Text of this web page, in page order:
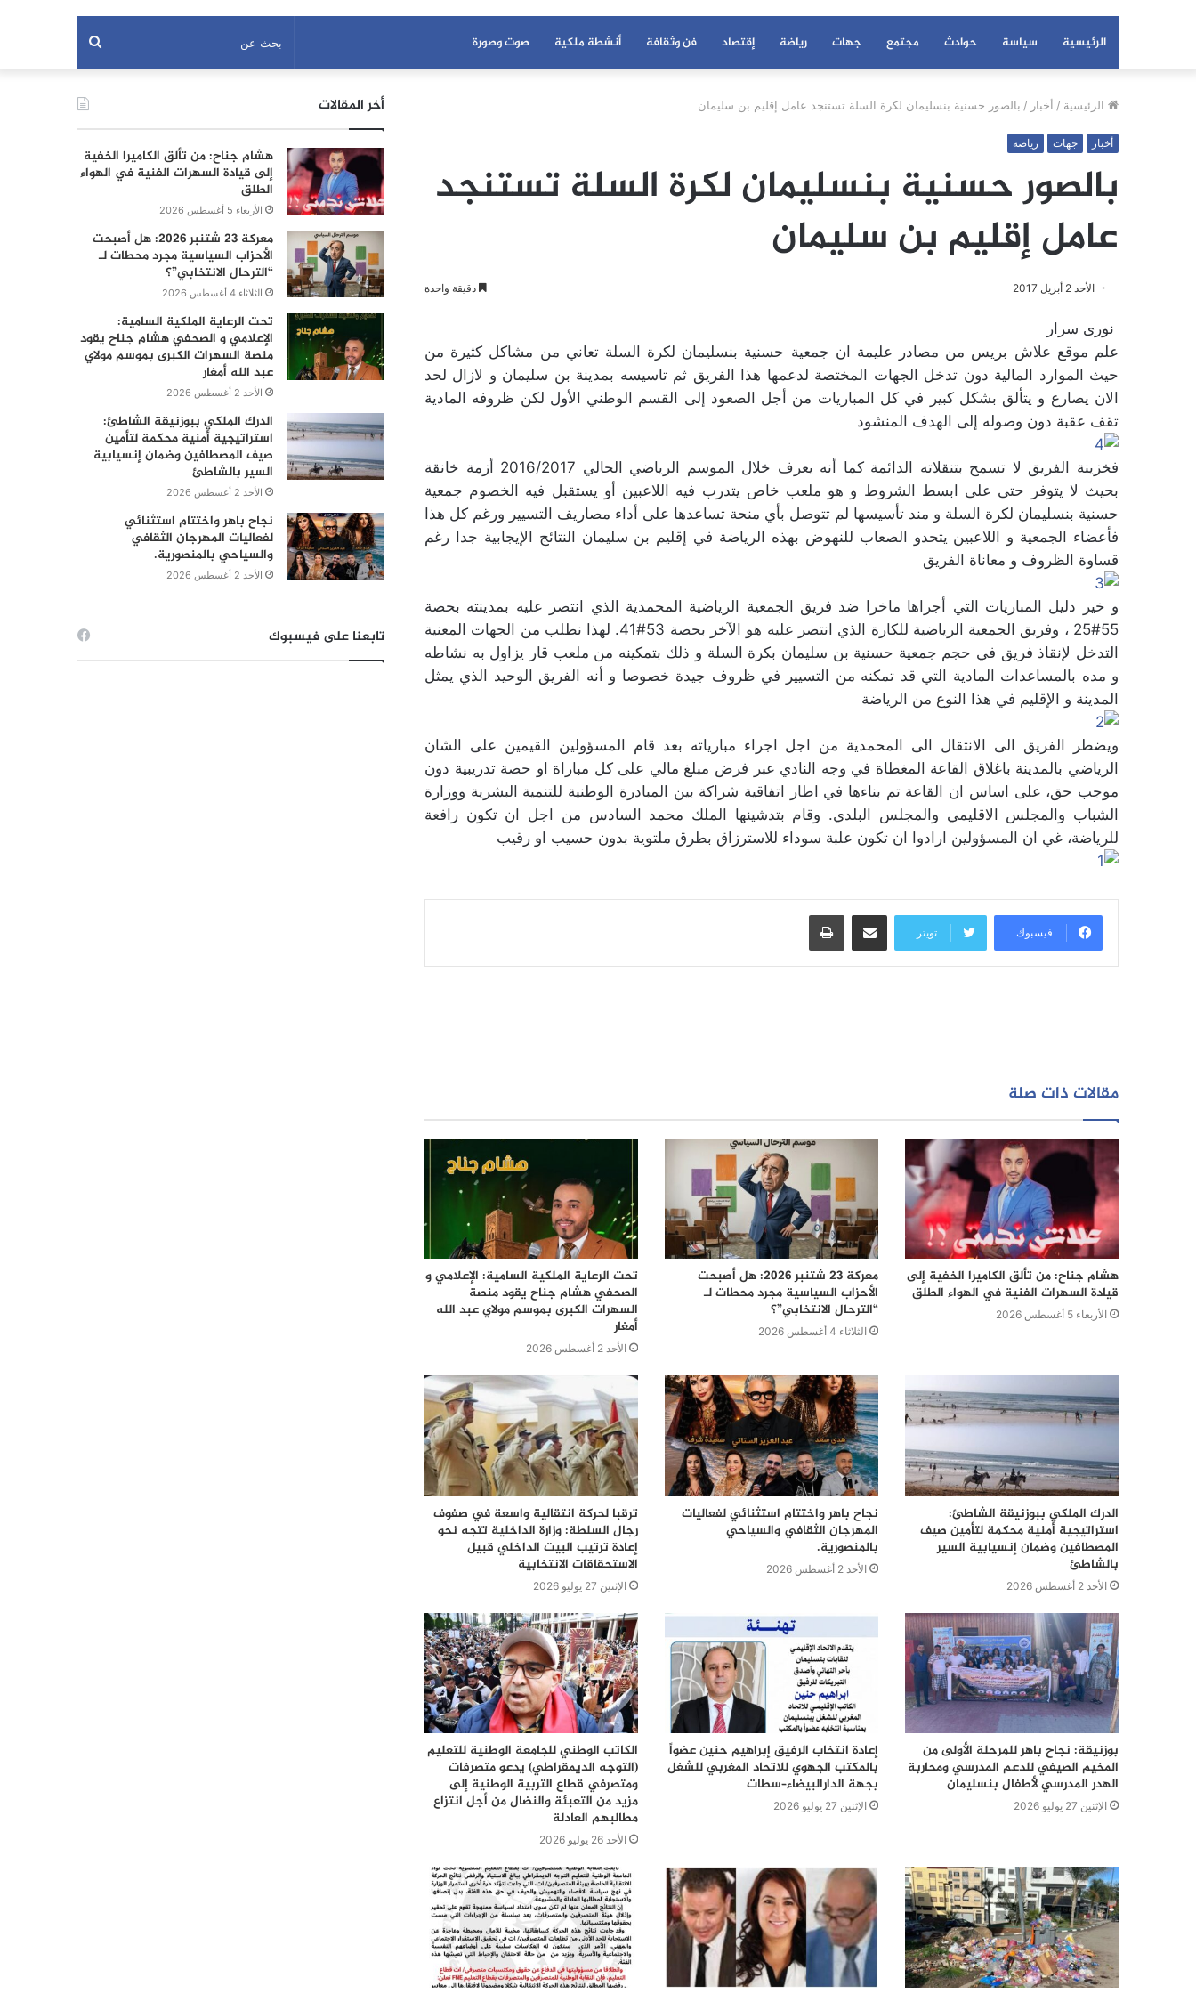
الرئيسية سياسة حوادث مجتمع جهات رياضة إقتصاد فن وثقافة أنشطة ملكية صوت وصورة بحث
عن
الرئيسية / أخبار / بالصور حسنية بنسليمان لكرة السلة تستنجد عامل إقليم بن سليمان
أخبار جهات رياضة
بالصور حسنية بنسليمان لكرة السلة تستنجد
عامل إقليم بن سليمان
الأحد 2 أبريل 2017 دقيقة واحدة
نورى سرار
علم موقع علاش بريس من مصادر عليمة ان جمعية حسنية بنسليمان لكرة السلة تعاني من مشاكل كثيرة من
حيث الموارد المالية دون تدخل الجهات المختصة لدعمها هذا الفريق ثم تاسيسه بمدينة بن سليمان و لازال لحد
الان يصارع و يتألق بشكل كبير في كل المباريات من أجل الصعود إلى القسم الوطني الأول لكن ظروفه المادية
تقف عقبة دون وصوله إلى الهدف المنشود
فخزينة الفريق لا تسمح بتنقلاته الدائمة كما أنه يعرف خلال الموسم الرياضي الحالي 2016/2017 أزمة خانقة
بحيث لا يتوفر حتى على ابسط الشروط و هو ملعب خاص يتدرب فيه اللاعبين أو يستقبل فيه الخصوم جمعية
حسنية بنسليمان لكرة السلة و مند تأسيسها لم تتوصل بأي منحة تساعدها على أداء مصاريف التسيير ورغم كل هذا
فأعضاء الجمعية و اللاعبين يتحدو الصعاب للنهوض بهذه الرياضة في إقليم بن سليمان النتائج الإيجابية جدا رغم
قساوة الظروف و معاناة الفريق
و خير دليل المباريات التي أجراها ماخرا ضد فريق الجمعية الرياضية المحمدية الذي انتصر عليه بمدينته بحصة
55#25 ، وفريق الجمعية الرياضية للكارة الذي انتصر عليه هو الآخر بحصة 53#41. لهذا نطلب من الجهات المعنية
التدخل لإنقاذ فريق في حجم جمعية حسنية بن سليمان بكرة السلة و ذلك بتمكينه من ملعب قار يزاول به نشاطه
و مده بالمساعدات المادية التي قد تمكنه من التسيير في ظروف جيدة خصوصا و أنه الفريق الوحيد الذي يمثل
المدينة و الإقليم في هذا النوع من الرياضة
ويضطر الفريق الى الانتقال الى المحمدية من اجل اجراء مبارياته بعد قام المسؤولين القيمين على الشان
الرياضي بالمدينة باغلاق القاعة المغطاة في وجه النادي عبر فرض مبلغ مالي على كل مباراة او حصة تدريبية دون
موجب حق، على اساس ان القاعة تم بناءها في اطار اتفاقية شراكة بين المبادرة الوطنية للتنمية البشرية ووزارة
الشباب والمجلس الاقليمي والمجلس البلدي. وقام بتدشينها الملك محمد السادس من اجل ان تكون رافعة
للرياضة، غي ان المسؤولين ارادوا ان تكون علبة سوداء للاسترزاق بطرق ملتوية بدون حسيب او رقيب
فيسبوك تويتر
مشاركة عبر البريد طباعة
مقالات ذات صلة
هشام جناح: من تألق الكاميرا الخفية إلى
قيادة السهرات الفنية في الهواء الطلق
الأربعاء 5 أغسطس 2026
معركة 23 شتنبر 2026: هل أصبحت
الأحزاب السياسية مجرد محطات لـ
“الترحال الانتخابي”؟
الثلاثاء 4 أغسطس 2026
تحت الرعاية الملكية السامية: الإعلامي و
الصحفي هشام جناح يقود منصة
السهرات الكبرى بموسم مولاي عبد الله
أمغار
الأحد 2 أغسطس 2026
الدرك الملكي ببوزنيقة الشاطئ:
استراتيجية أمنية محكمة لتأمين صيف
المصطافين وضمان إنسيابية السير
بالشاطئ
الأحد 2 أغسطس 2026
نجاح باهر واختتام استثنائي لفعاليات
المهرجان الثقافي والسياحي
بالمنصورية.
الأحد 2 أغسطس 2026
ترقبا لحركة انتقالية واسعة في صفوف
رجال السلطة: وزارة الداخلية تتجه نحو
إعادة ترتيب البيت الداخلي قبيل
الاستحقاقات الانتخابية
الإثنين 27 يوليو 2026
بوزنيقة: نجاح باهر للمرحلة الأولى من
المخيم الصيفي للدعم المدرسي ومحاربة
الهدر المدرسي لأطفال بنسليمان
الإثنين 27 يوليو 2026
إعادة انتخاب الرفيق إبراهيم حنين عضواً
بالمكتب الجهوي للاتحاد المغربي للشغل
بجهة الدارالبيضاء–سطات
الإثنين 27 يوليو 2026
الكاتب الوطني للجامعة الوطنية للتعليم
(التوجه الديمقراطي) يدعو متصرفات
ومتصرفي قطاع التربية الوطنية إلى
مزيد من التعبئة والنضال من أجل انتزاع
مطالبهم العادلة
الأحد 26 يوليو 2026
أخر المقالات
هشام جناح: من تألق الكاميرا الخفية
إلى قيادة السهرات الفنية في الهواء
الطلق
الأربعاء 5 أغسطس 2026
معركة 23 شتنبر 2026: هل أصبحت
الأحزاب السياسية مجرد محطات لـ
“الترحال الانتخابي”؟
الثلاثاء 4 أغسطس 2026
تحت الرعاية الملكية السامية:
الإعلامي و الصحفي هشام جناح يقود
منصة السهرات الكبرى بموسم مولاي
عبد الله أمغار
الأحد 2 أغسطس 2026
الدرك الملكي ببوزنيقة الشاطئ:
استراتيجية أمنية محكمة لتأمين
صيف المصطافين وضمان إنسيابية
السير بالشاطئ
الأحد 2 أغسطس 2026
نجاح باهر واختتام استثنائي
لفعاليات المهرجان الثقافي
والسياحي بالمنصورية.
الأحد 2 أغسطس 2026
تابعنا على فيسبوك